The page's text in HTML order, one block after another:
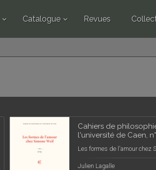
Catalogue Revues
Cahiers de
l'université de Caen,
Les formes de l'amour chez
Julien Lagalle